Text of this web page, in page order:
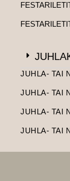
JUHLA- TAI
JUHLA- TAI
JUHLA- TAI
JUHLA- TAI